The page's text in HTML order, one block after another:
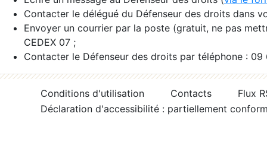
Contacter le délégué du Défenseur des droits dans
Envoyer un courrier par la poste (gratuit, ne pas
CEDEX 07 ;
Contacter le Défenseur des droits par téléphone :
Conditions d'utilisation Contacts
Flux
Déclaration d'accessibilité : partiellement